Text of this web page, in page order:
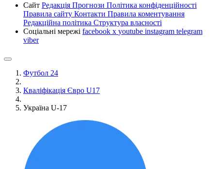
Сайт Редакція Прогнози Політика конфіденційності
Правила сайту Контакти Правила коментування
Редакційна політика Структура власності
Соціальні мережі facebook x youtube instagram telegram
viber
Футбол 24
Кваліфікація Євро U17
Україна U-17